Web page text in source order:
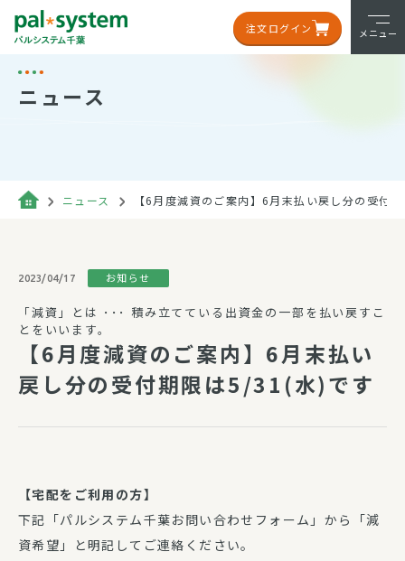
注文ログイン メニュー
ニュース
ニュース 【6月度減資のご案内】6月末払い戻し分の受付
2023/04/17 お知らせ
「減資」とは ･･･ 積み立てている出資金の一部を払い戻すこ
とをいいます。
【6月度減資のご案内】6月末払い
戻し分の受付期限は5/31(水)です
【宅配をご利用の方】
下記「パルシステム千葉お問い合わせフォーム」から「減
資希望」と明記してご連絡ください。